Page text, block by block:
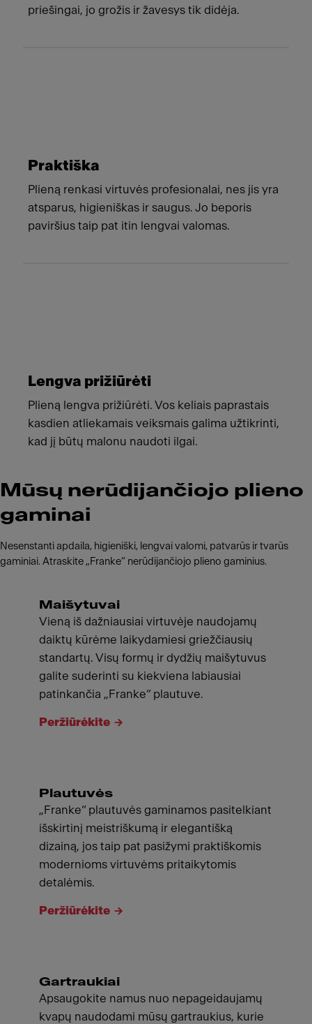
priešingai, jo grožis ir žavesys tik didėja.
Praktiška
Plieną renkasi virtuvės profesionalai, nes jis yra
atsparus, higieniškas ir saugus. Jo beporis
paviršius taip pat itin lengvai valomas.
Lengva prižiūrėti
Plieną lengva prižiūrėti. Vos keliais paprastais
kasdien atliekamais veiksmais galima užtikrinti,
kad jį būtų malonu naudoti ilgai.
Mūsų nerūdijančiojo plieno
gaminai
Nesenstanti apdaila, higieniški, lengvai valomi, patvarūs ir tvarūs
gaminiai. Atraskite „Franke“ nerūdijančiojo plieno gaminius.
Maišytuvai
Vieną iš dažniausiai virtuvėje naudojamų
daiktų kūrėme laikydamiesi griežčiausių
standartų. Visų formų ir dydžių maišytuvus
galite suderinti su kiekviena labiausiai
patinkančia „Franke“ plautuve.
Peržiūrėkite
Plautuvės
„Franke“ plautuvės gaminamos pasitelkiant
išskirtinį meistriškumą ir elegantišką
dizainą, jos taip pat pasižymi praktiškomis
modernioms virtuvėms pritaikytomis
detalėmis.
Peržiūrėkite
Gartraukiai
Apsaugokite namus nuo nepageidaujamų
kvapų naudodami mūsų gartraukius, kurie